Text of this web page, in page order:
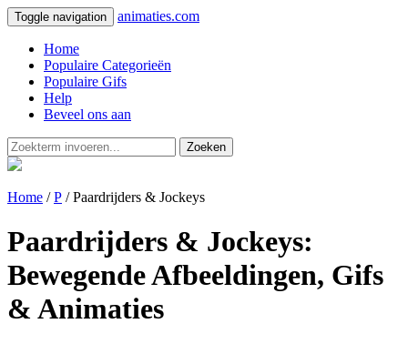
Toggle navigation animaties.com
Home
Populaire Categorieën
Populaire Gifs
Help
Beveel ons aan
Zoeken
Home /P / Paardrijders & Jockeys
Paardrijders & Jockeys:
Bewegende Afbeeldingen, Gifs
& Animaties